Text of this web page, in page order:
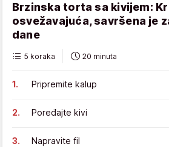
Brzinska torta sa kivijem:
osvežavajuća, savršena je
dane
5 koraka 20 minuta
Pripremite kalup
Poređajte kivi
Napravite fil